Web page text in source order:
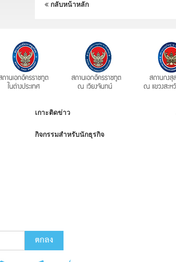
กลับหน้าหลัก
เกาะติดข่าว
กิจกรรมสำหรับนักธุรกิจ